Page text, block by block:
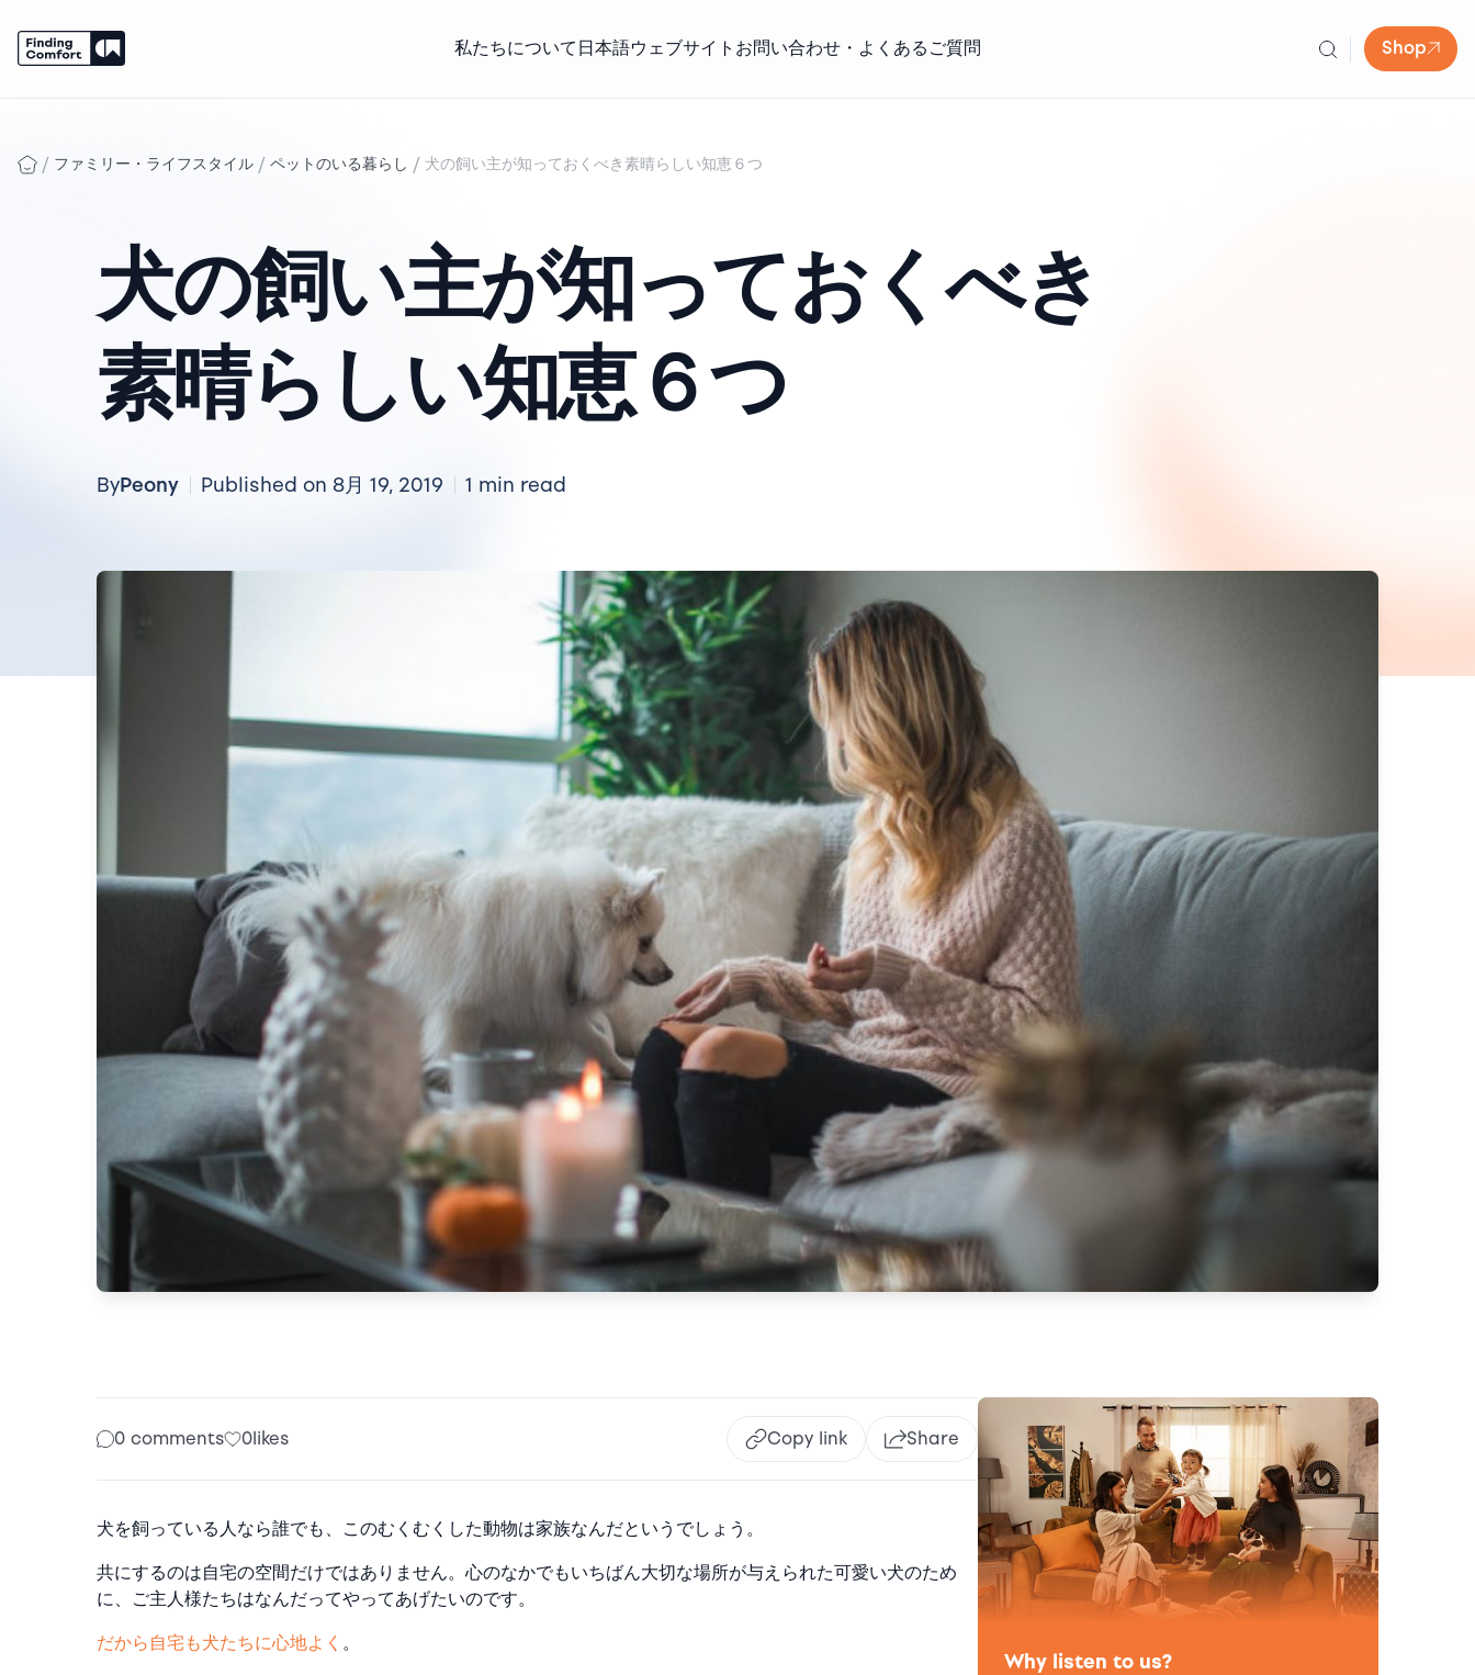
私たちについて 日本語ウェブサイト お問い合わせ・よくあるご質問 Shop
content
/ ファミリー・ライフスタイル / ペットのいる暮らし / 犬の飼い主が知っておくべき素晴らしい知恵６つ
犬の飼い主が知っておくべき
素晴らしい知恵６つ
ByPeony Published on 8月 19, 2019 1 min read
0 comments 0likes Copy link Share
犬を飼っている人なら誰でも、このむくむくした動物は家族なんだというでしょう。
共にするのは自宅の空間だけではありません。心のなかでもいちばん大切な場所が与えられた可愛い犬のため
に、ご主人様たちはなんだってやってあげたいのです。
だから 自宅も犬たちに心地よく 。
Why listen to us?